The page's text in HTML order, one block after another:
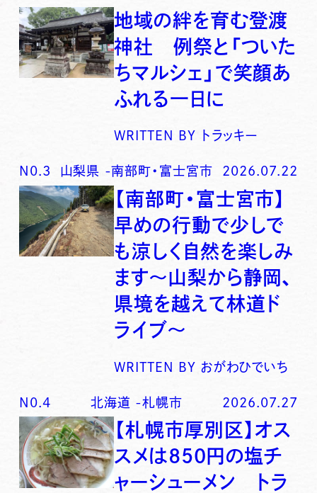
地域の絆を育む登渡
神社 例祭と「ついた
ちマルシェ」で笑顔あ
ふれる一日に
WRITTEN BY トラッキー
N0. 3 山梨県 -南部町・富士宮市 2026.07.22
【南部町・富士宮市】
早めの行動で少しで
も涼しく自然を楽しみ
ます〜山梨から静岡、
県境を越えて林道ド
ライブ〜
WRITTEN BY おがわひでいち
N0. 4 北海道 -札幌市 2026.07.27
【札幌市厚別区】オス
スメは850円の塩チ
ャーシューメン トラ